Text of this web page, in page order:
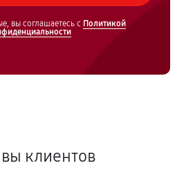
вы соглашаетесь с Политикой
клиентов